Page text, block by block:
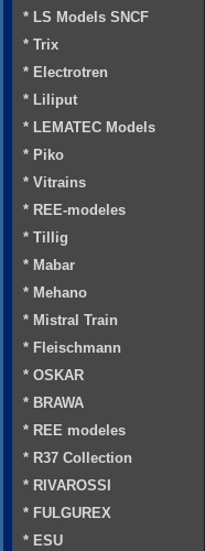
* LS Models SNCF
* Trix
* Electrotren
* Liliput
* LEMATEC Models
* Piko
* Vitrains
* REE-modeles
* Tillig
* Mabar
* Mehano
* Mistral Train
* Fleischmann
* OSKAR
* BRAWA
* REE modeles
* R37 Collection
* RIVAROSSI
* FULGUREX
* ESU